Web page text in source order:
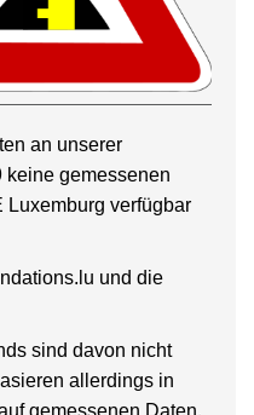
an unserer
keine gemessenen
Luxemburg verfügbar
und die
sind davon nicht
allerdings in
gemessenen Daten.